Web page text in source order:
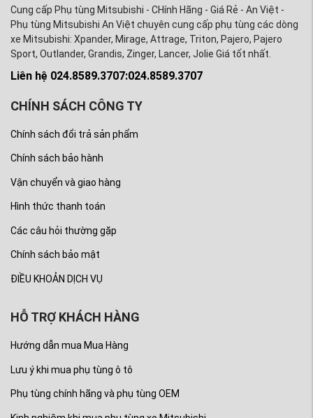
Cung cấp Phụ tùng Mitsubishi - CHính Hãng - Giá Rẻ - An Việt -
Phụ tùng Mitsubishi An Việt chuyên cung cấp phụ tùng các dòng
xe Mitsubishi: Xpander, Mirage, Attrage, Triton, Pajero, Pajero
Sport, Outlander, Grandis, Zinger, Lancer, Jolie Giá tốt nhất.
Liên hệ 024.8589.3707:024.8589.3707
CHÍNH SÁCH CÔNG TY
Chính sách đổi trả sản phẩm
Chính sách bảo hành
Vận chuyển và giao hàng
Hình thức thanh toán
Các câu hỏi thường gặp
Chính sách bảo mật
ĐIỀU KHOẢN DỊCH VỤ
HỖ TRỢ KHÁCH HÀNG
Hướng dẫn mua Mua Hàng
Lưu ý khi mua phụ tùng ô tô
Phụ tùng chính hãng và phụ tùng OEM